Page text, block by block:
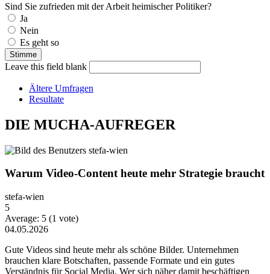
Sind Sie zufrieden mit der Arbeit heimischer Politiker?
Auswahlmöglichkeiten
Ja
Nein
Es geht so
Leave this field blank
Ältere Umfragen
Resultate
DIE MUCHA-AUFREGER
Warum Video-Content heute mehr Strategie braucht
stefa-wien
5
Average: 5 (1 vote)
04.05.2026
Gute Videos sind heute mehr als schöne Bilder. Unternehmen
brauchen klare Botschaften, passende Formate und ein gutes
Verständnis für Social Media. Wer sich näher damit beschäftigen